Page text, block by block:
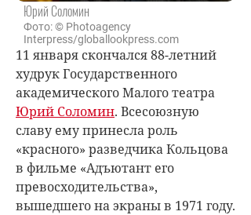
Юрий Соломин
Фото: © Photoagency
Interpress/globallookpress.com
11 января скончался 88-летний
худрук Государственного
академического Малого театра
Юрий Соломин. Всесоюзную
славу ему принесла роль
«красного» разведчика Кольцова
в фильме «Адъютант его
превосходительства»,
вышедшего на экраны в 1971 году.